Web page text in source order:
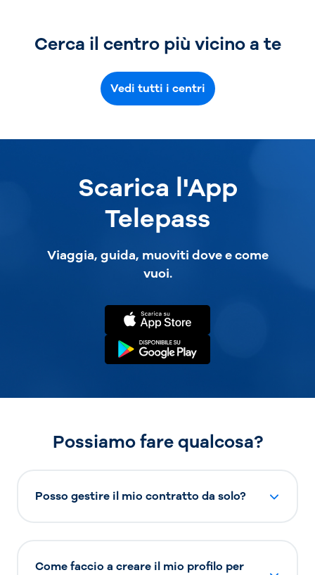
Cerca il centro più vicino a te
Vedi tutti i centri
Scarica l'App
Telepass
Viaggia, guida, muoviti dove e come
vuoi.
Possiamo fare qualcosa?
Posso gestire il mio contratto da solo?
Come faccio a creare il mio profilo per